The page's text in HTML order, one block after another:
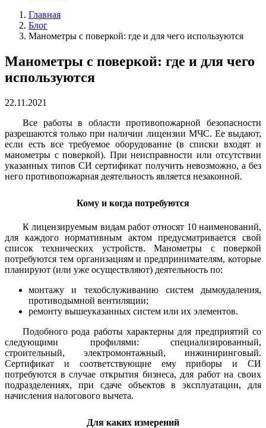
Главная
Блог
Манометры с поверкой: где и для чего используются
Манометры с поверкой: где и для чего
используются
22.11.2021
Все работы в области противопожарной безопасности
разрешаются только при наличии лицензии МЧС. Ее выдают,
если есть все требуемое оборудование (в списки входят и
манометры с поверкой). При неисправности или отсутствии
указанных типов СИ сертификат получить невозможно, а без
него противопожарная деятельность является незаконной.
Кому и когда потребуются
К лицензируемым видам работ относят 10 наименований,
для каждого нормативным актом предусматривается свой
список технических устройств. Манометры с поверкой
потребуются тем организациям и предпринимателям, которые
планируют (или уже осуществляют) деятельность по:
монтажу и техобслуживанию систем дымоудаления,
противодымной вентиляции;
ремонту вышеуказанных систем или их элементов.
Подобного рода работы характерны для предприятий со
следующими профилями: специализированный,
строительный, электромонтажный, инжиниринговый.
Сертификат и соответствующие ему приборы и СИ
потребуются в случае открытия бизнеса, для работ на своих
подразделениях, при сдаче объектов в эксплуатации, для
начисления налогового вычета.
Для каких измерений